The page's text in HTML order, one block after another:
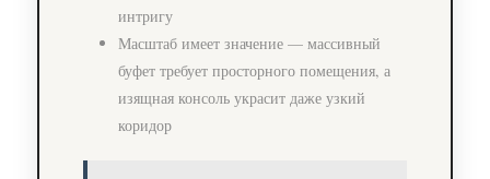
интригу
Масштаб имеет значение — массивный
буфет требует просторного помещения, а
изящная консоль украсит даже узкий
коридор